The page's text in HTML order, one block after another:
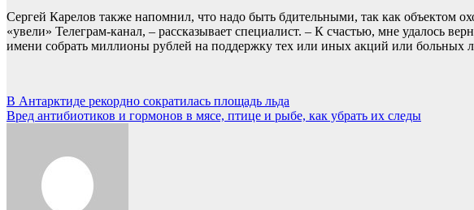
Сергей Карелов также напомнил, что надо быть бдительными, так как объектом
«увели» Телеграм-канал, – рассказывает специалист. – К счастью, мне удалось
имени собрать миллионы рублей на поддержку тех или иных акций или больных
Навигация
по
В Антарктиде рекордно сократилась площадь льда
Вред антибиотиков и гормонов в мясе, птице и рыбе, как убрать их следы